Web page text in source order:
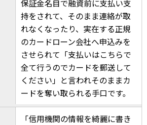
保証金名目で融資前に支払い支
持をされて、そのまま連絡が取
れなくなったり、実在する正規
のカードローン会社へ申込みを
させられて「支払いはこちらで
全て行うのでカードを郵送して
ください」と言われそのままカ
ードを奪い取られる手口です。
「信用機関の情報を綺麗に書き